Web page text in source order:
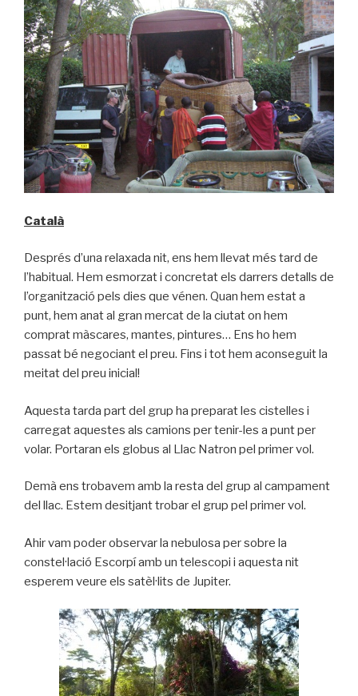
Català
Després d’una relaxada nit, ens hem llevat més tard de
l’habitual. Hem esmorzat i concretat els darrers detalls de
l’organització pels dies que vénen. Quan hem estat a
punt, hem anat al gran mercat de la ciutat on hem
comprat màscares, mantes, pintures… Ens ho hem
passat bé negociant el preu. Fins i tot hem aconseguit la
meitat del preu inicial!
Aquesta tarda part del grup ha preparat les cistelles i
carregat aquestes als camions per tenir-les a punt per
volar. Portaran els globus al Llac Natron pel primer vol.
Demà ens trobavem amb la resta del grup al campament
del llac. Estem desitjant trobar el grup pel primer vol.
Ahir vam poder observar la nebulosa per sobre la
constel·lació Escorpí amb un telescopi i aquesta nit
esperem veure els satèl·lits de Jupiter.